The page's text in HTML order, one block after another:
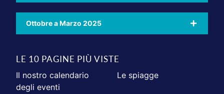
Ottobre a Marzo 2025
LE 10 PAGINE PIÙ VISTE
Il nostro calendario
degli eventi
Le spiagge